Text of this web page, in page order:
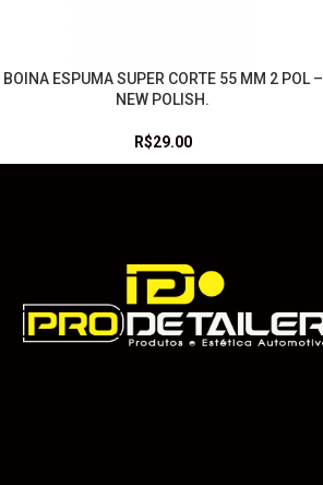
LEIA MAIS
BOINA ESPUMA SUPER CORTE 55 MM 2 POL –
NEW POLISH.
R$29.00